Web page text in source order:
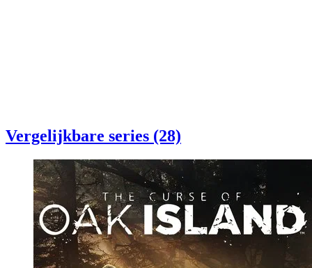
Vergelijkbare series (28)